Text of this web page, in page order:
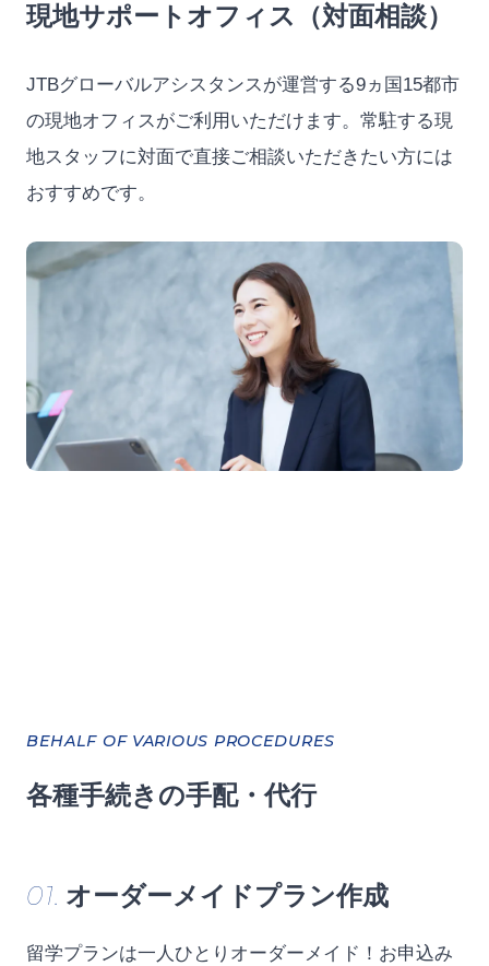
現地サポートオフィス（対面相談）
JTBグローバルアシスタンスが運営する9ヵ国15都市
の現地オフィスがご利用いただけます。常駐する現
地スタッフに対面で直接ご相談いただきたい方には
おすすめです。
BEHALF OF VARIOUS PROCEDURES
各種手続きの手配・代行
01. オーダーメイドプラン作成
留学プランは一人ひとりオーダーメイド！お申込み